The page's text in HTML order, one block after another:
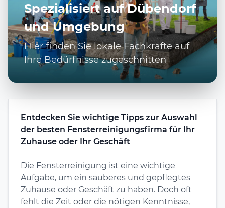
Spezialisiert auf Dübendorf
und Umgebung
Hier finden Sie lokale Fachkräfte auf
Ihre Bedürfnisse zugeschnitten
Entdecken Sie wichtige Tipps zur Auswahl
der besten Fensterreinigungsfirma für Ihr
Zuhause oder Ihr Geschäft
Die Fensterreinigung ist eine wichtige
Aufgabe, um ein sauberes und gepflegtes
Zuhause oder Geschäft zu haben. Doch oft
fehlt die Zeit oder die nötigen Kenntnisse,